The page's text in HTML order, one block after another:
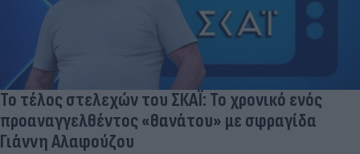
Το τέλος στελεχών του ΣΚΑΪ: Το χρονικό ενός
προαναγγελθέντος «θανάτου» με σφραγίδα
Γιάννη Αλαφούζου